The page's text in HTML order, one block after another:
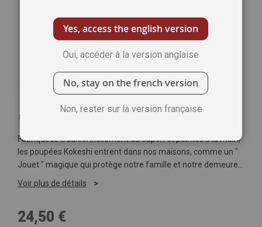
Soyez le premier à commenter ce produit
Fabriquées traditionnellement au Japon et peintes à la main,
les poupées Kokeshi entrent dans nos maisons, comme un "
Jouet " magique qui protège notre famille et notre demeure...
Voir plus de détails
24,50 €
Yes, access the english version
Oui, accéder à la version anglaise
No, stay on the french version
Non, rester sur la version française